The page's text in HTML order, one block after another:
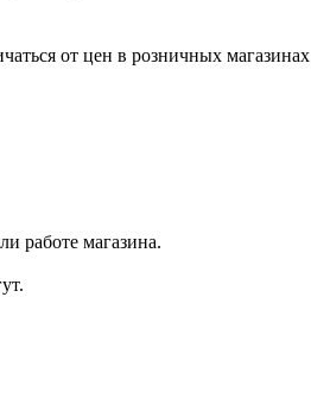
от цен в розничных магазинах
работе магазина.